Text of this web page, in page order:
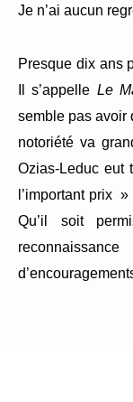
Je n’ai aucun
Presque dix ans
Il s’appelle Le
semble pas avoir
notoriété va
Ozias-Leduc eut
l’important prix
Qu’il soit